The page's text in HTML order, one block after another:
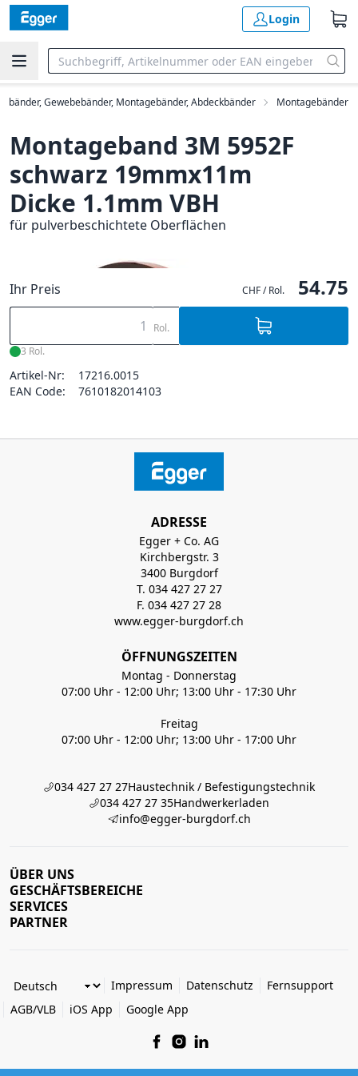
Login
Gewebebänder, Montagebänder, Abdeckbänder Montagebänder
Montageband 3M 5952F
schwarz 19mmx11m
Dicke 1.1mm VBH
für pulverbeschichtete Oberflächen
Ihr Preis CHF / Rol. 54.75
Rol.
3 Rol.
Artikel-Nr:
17216.0015
EAN Code:
7610182014103
ADRESSE
Egger + Co. AG
Kirchbergstr. 3
3400 Burgdorf
T. 034 427 27 27
F. 034 427 27 28
www.egger-burgdorf.ch
ÖFFNUNGSZEITEN
Montag - Donnerstag
07:00 Uhr - 12:00 Uhr; 13:00 Uhr - 17:30 Uhr
Freitag
07:00 Uhr - 12:00 Uhr; 13:00 Uhr - 17:00 Uhr
034 427 27 27Haustechnik / Befestigungstechnik
034 427 27 35Handwerkerladen
info@egger-burgdorf.ch
ÜBER UNS
GESCHÄFTSBEREICHE
SERVICES
PARTNER
Impressum Datenschutz
Fernsupport
AGB/VLB
iOS App Google App